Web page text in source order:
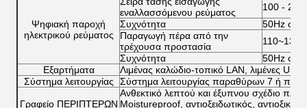
Ψηφιακή παροχή
ηλεκτρικού ρεύματος
εναλλασσόμενου ρεύματος
100 ‐
Συχνότητα
50Hz σε
Παραγωγή πέρα από την
τρέχουσα προστασία
Συχνότητα
50Hz σε
Εξαρτήματα
Λιμένας καλώδιο-τοπικό LAN, λιμένες
Σύστημα λειτουργίας
Σύστημα λειτουργίας παραθύρων 7 ή
Γραφείο ΠΕΡΙΠΤΕΡΩΝ
Ανθεκτικό λεπτού και έξυπνου σχέδιο
Moistureproof, αντιοξειδωτικός,